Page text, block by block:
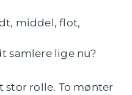
middel, flot,
samlere lige nu?
stor rolle. To mønter